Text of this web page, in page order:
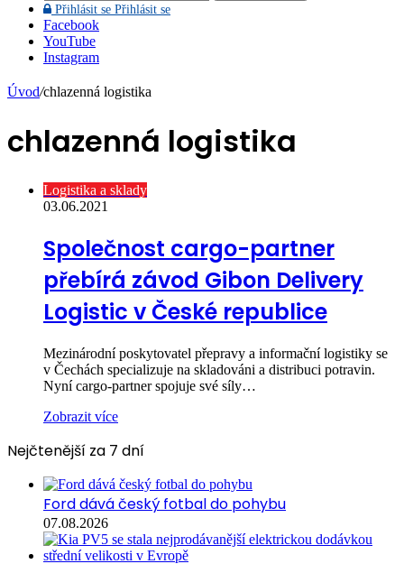
Přihlásit se Přihlásit se
Facebook
YouTube
Instagram
Úvod/chlazenná logistika
chlazenná logistika
Logistika a sklady
03.06.2021
Společnost cargo-partner
přebírá závod Gibon Delivery
Logistic v České republice
Mezinárodní poskytovatel přepravy a informační logistiky se
v Čechách specializuje na skladováni a distribuci potravin.
Nyní cargo-partner spojuje své síly…
Zobrazit více
Nejčtenější za 7 dní
Ford dává český fotbal do pohybu
07.08.2026